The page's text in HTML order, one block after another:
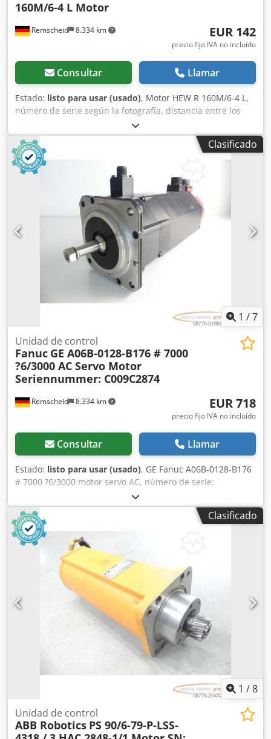
Remscheid 8.334 km
160M/6-4 L Motor
EUR 142
precio fijo IVA no incluído
Consultar Llamar
Estado: listo para usar (usado), Motor HEW R 160M/6-4 L,
número de serie según la fotografía, distancia entre los
agujeros de los orificios de montaje: 255 x 210 mm,
diámetro del eje de transmisión: 42 mm, usado, con signos
normales de uso, 100 % funcional, el suministro incluye lo
que se muestra en las fotos. ATENCIÓN: ¡Solicite por
separado el presupuesto para el embalaje y el envío! Djdji
Clasificado
1 /7
Remscheid 8.334 km
Unidad de control
Fanuc GE A06B-0128-B176 # 7000
?6/3000 AC Servo Motor
Seriennummer: C009C2874
EUR 718
precio fijo IVA no incluído
Consultar Llamar
Estado: listo para usar (usado), GE Fanuc A06B-0128-B176
# 7000 ?6/3000 motor servo AC, número de serie:
C009C2874, usado, en buen estado, 100% funcional,
alcance de suministro según fotos. Dcedpfx Aoy Npc
Tsfmok
Clasificado
1 /8
Unidad de control
ABB Robotics PS 90/6-79-P-LSS-